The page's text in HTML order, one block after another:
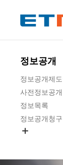
정보공개
정보공개제
사전정보공개
정보목록
정보공개청구